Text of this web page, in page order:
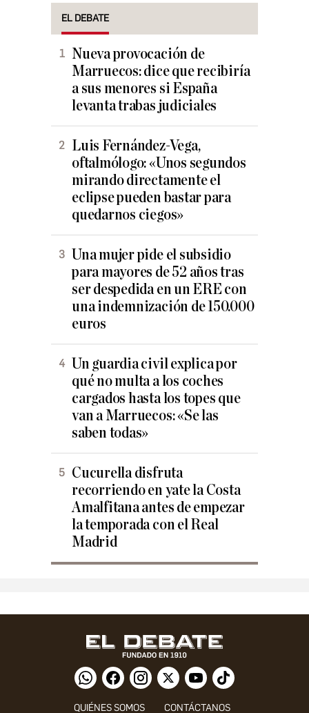
EL DEBATE
Nueva provocación de
Marruecos: dice que recibiría
a sus menores si España
levanta trabas judiciales
Luis Fernández-Vega,
oftalmólogo: «Unos segundos
mirando directamente el
eclipse pueden bastar para
quedarnos ciegos»
Una mujer pide el subsidio
para mayores de 52 años tras
ser despedida en un ERE con
una indemnización de 150.000
euros
Un guardia civil explica por
qué no multa a los coches
cargados hasta los topes que
van a Marruecos: «Se las
saben todas»
Cucurella disfruta
recorriendo en yate la Costa
Amalfitana antes de empezar
la temporada con el Real
Madrid
QUIÉNES SOMOS CONTÁCTANOS